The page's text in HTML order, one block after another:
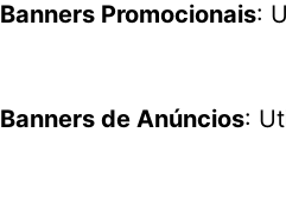
Banners Promocionais:
Banners de Anúncios: